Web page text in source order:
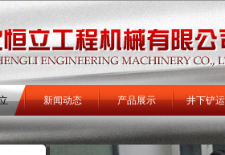
新闻动态 产品展示 井下铲
关于我们